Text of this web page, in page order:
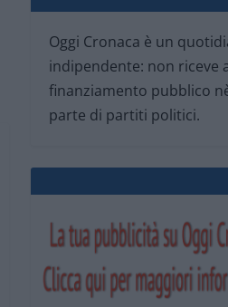
Oggi Cronaca è un
indipendente: non riceve
finanziamento pubblico
parte di partiti politici.